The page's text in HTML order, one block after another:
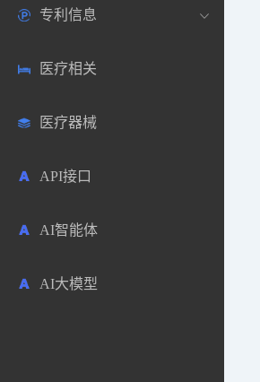
生物数据库
药品市场信息
合成化工
药物分析
毒性数据库
原辅料包材
欧洲
日本
其他各国
医药论坛
药研咨询
医药科普
学术搜索
SciHub文献
文献下载
文献管理
专利信息
各国专利局官方查询
医药专利
商业专利数据库
免费专利库
医疗相关
医疗器械
API接口
AI智能体
AI大模型